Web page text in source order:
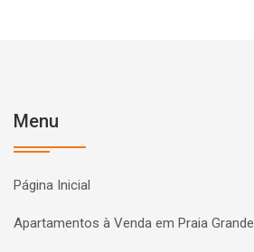
Menu
Página Inicial
Apartamentos à Venda em Praia Grande